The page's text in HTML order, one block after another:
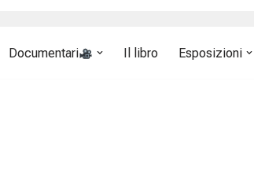
Documentari Il libro Esposizioni